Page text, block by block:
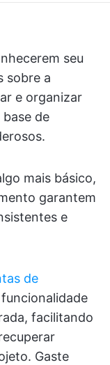
seu
sobre a
e organizar
de
mais básico,
garantem
e
de
facilitando
Gaste